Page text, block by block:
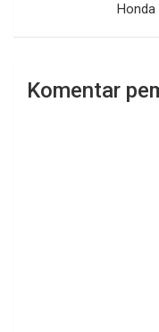
Honda
Komentar